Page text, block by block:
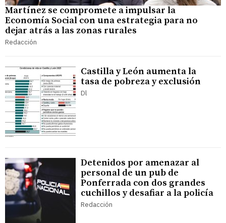
Martínez se compromete a impulsar la
Economía Social con una estrategia para no
dejar atrás a las zonas rurales
Redacción
Castilla y León aumenta la
tasa de pobreza y exclusión
Dl
Detenidos por amenazar al
personal de un pub de
Ponferrada con dos grandes
cuchillos y desafiar a la policía
Redacción